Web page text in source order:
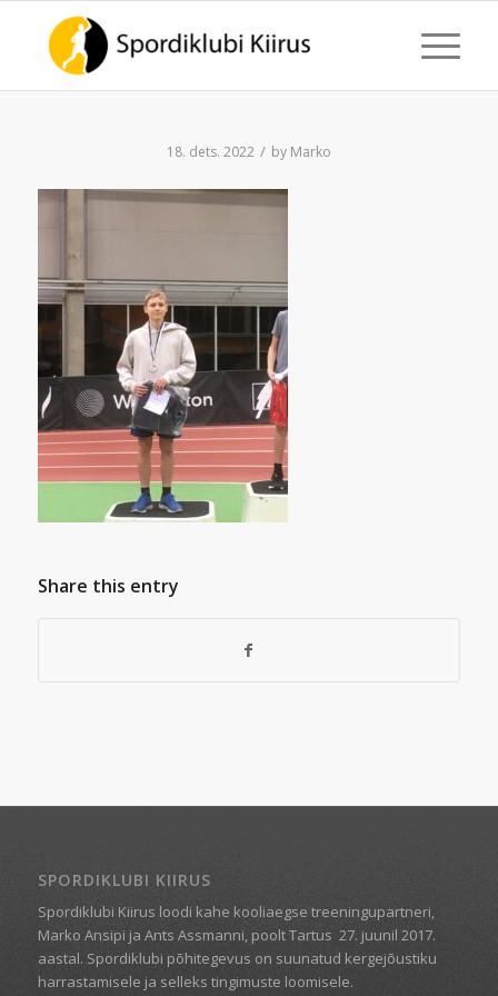
18. dets. 2022 / by Marko
Share this entry
SPORDIKLUBI KIIRUS
Spordiklubi Kiirus loodi kahe kooliaegse treeningupartneri,
Marko Ansipi ja Ants Assmanni, poolt Tartus 27. juunil 2017.
aastal. Spordiklubi põhitegevus on suunatud kergejõustiku
harrastamisele ja selleks tingimuste loomisele.